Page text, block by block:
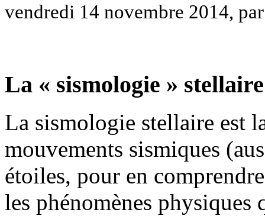
vendredi 14 novembre 2014,
La « sismologie » stellaire
La sismologie stellaire est
mouvements sismiques
étoiles, pour en
les phénomènes physiques